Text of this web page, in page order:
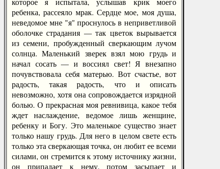
ребенка, рассеяло мрак. Сердце мое, моя душа,
неведомое мне "я" проснулось в неприветливой
оболочке страдания — так цветок вырывается
из семени, пробужденный сверкающим лучом
солнца. Маленький зверек взял мою грудь и
начал сосать — и воссиял свет! Я внезапно
почувствовала себя матерью. Вот счастье, вот
радость, такая радость, что и описать
невозможно, хотя она сопровождается изрядной
болью. О прекрасная моя ревнивица, какое тебя
ждет наслаждение, ведомое лишь женщине,
ребенку и Богу. Это маленькое существо знает
только нашу грудь. Для него в целом свете есть
только эта сверкающая точка, он любит ее всеми
силами, он стремится к этому источнику жизни,
он припадает к нему, потом засыпает и